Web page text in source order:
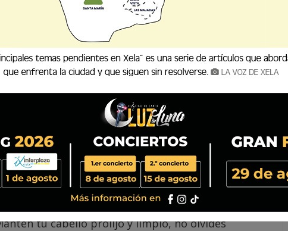
mantequilla, mocca, azules profundos o
a tus looks, eleva con accesorios dorados y
plateado y dorado en un mismo -look- te hará
la tercera prenda con estrategia, los colores
en tu imagen. Los botones, broches o
más elegante será el atuendo.
tu imagen con un corte en capas, un flequillo
forma a tu cabello, te dará una nueva imagen
tu cabello prolijo y limpio, no olvides